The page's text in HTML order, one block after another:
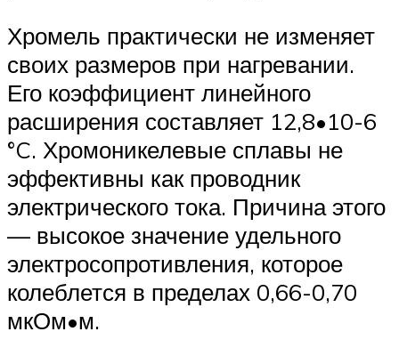
Хромель практически не изменяет
своих размеров при нагревании.
Его коэффициент линейного
расширения составляет 12,8•10-6
°C. Хромоникелевые сплавы не
эффективны как проводник
электрического тока. Причина этого
— высокое значение удельного
электросопротивления, которое
колеблется в пределах 0,66-0,70
мкОм•м.